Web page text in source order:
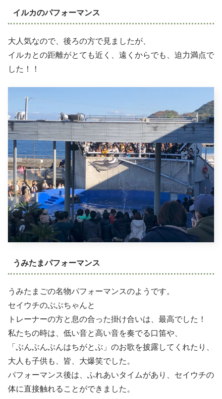
イルカのパフォーマンス
大人気なので、後ろの方で見ましたが、
イルカとの距離がとても近く、遠くからでも、迫力満点で
した！！
うみたまパフォーマンス
うみたまごの名物パフォーマンスのようです。
セイウチのぶぶちゃんと
トレーナーの方と息の合った掛け合いは、最高でした！
私たちの時は、低い音と高い音を奏でる口笛や、
「ぶんぶんぶんはちがとぶ」のお歌を披露してくれたり、
大人も子供も、皆、大爆笑でした。
パフォーマンス後は、ふれあいタイムがあり、セイウチの
体に直接触れることができました。